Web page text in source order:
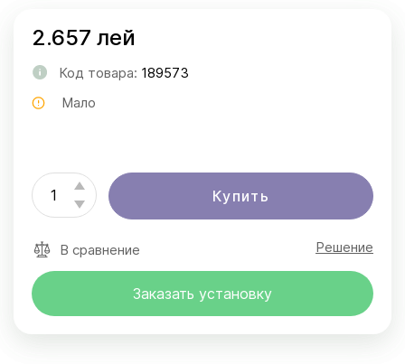
2.657 лей
Код товара: 189573
Мало
Купить
В сравнение Решение
Заказать установку